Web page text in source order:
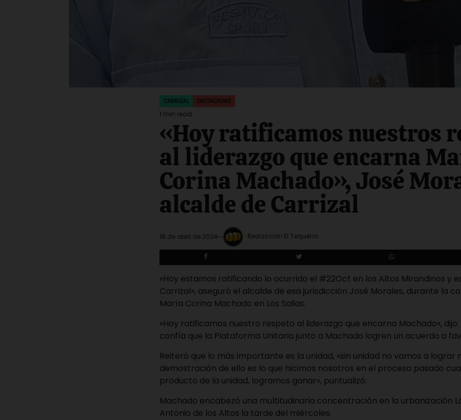
POSTED
IN
CARRIZAL DESTACADAS
Estimated
read
time
1 min read
«Hoy ratificamos nuestros
al liderazgo que encarna
Corina Machado», José
alcalde de Carrizal
18 de abril de 2024 Redaccion El Tequeno
«Hoy estamos ratificando lo ocurrido el #22Oct en los Altos Mirandinos y
Carrizal», aseguró el alcalde de esa jurisdicción José Morales, durante la
María Corina Machado en Los Salias.
«Hoy ratificamos nuestro respeto al liderazgo que encarna Machado»,
confía que la Plataforma Unitaria junto a Machado logren un acuerdo a
Reiteró que lo más importante es la unidad, «sin unidad no vamos a lograr
demostración de ello es lo que hicimos nosotros en el proceso pasado
producto de la unidad, logramos ganar», puntualizó.
Machado encabezó una multitudinaria concentración en la urbanización
Antonio de los Altos la tarde del miércoles.